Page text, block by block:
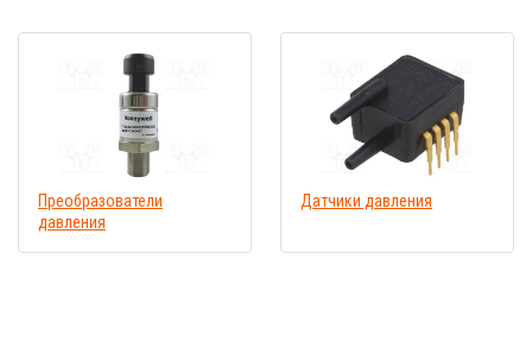
Преобразователи
давления
Датчики давления